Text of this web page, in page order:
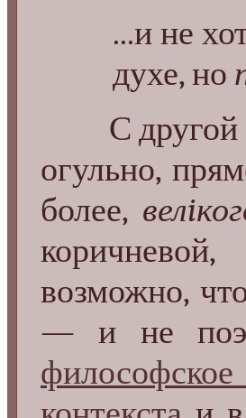
...и не
духе, но
С другой
огульно,
более,
возможно,
— и не
философское